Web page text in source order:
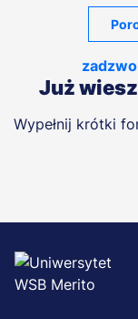
Już
Wypełnij krótki